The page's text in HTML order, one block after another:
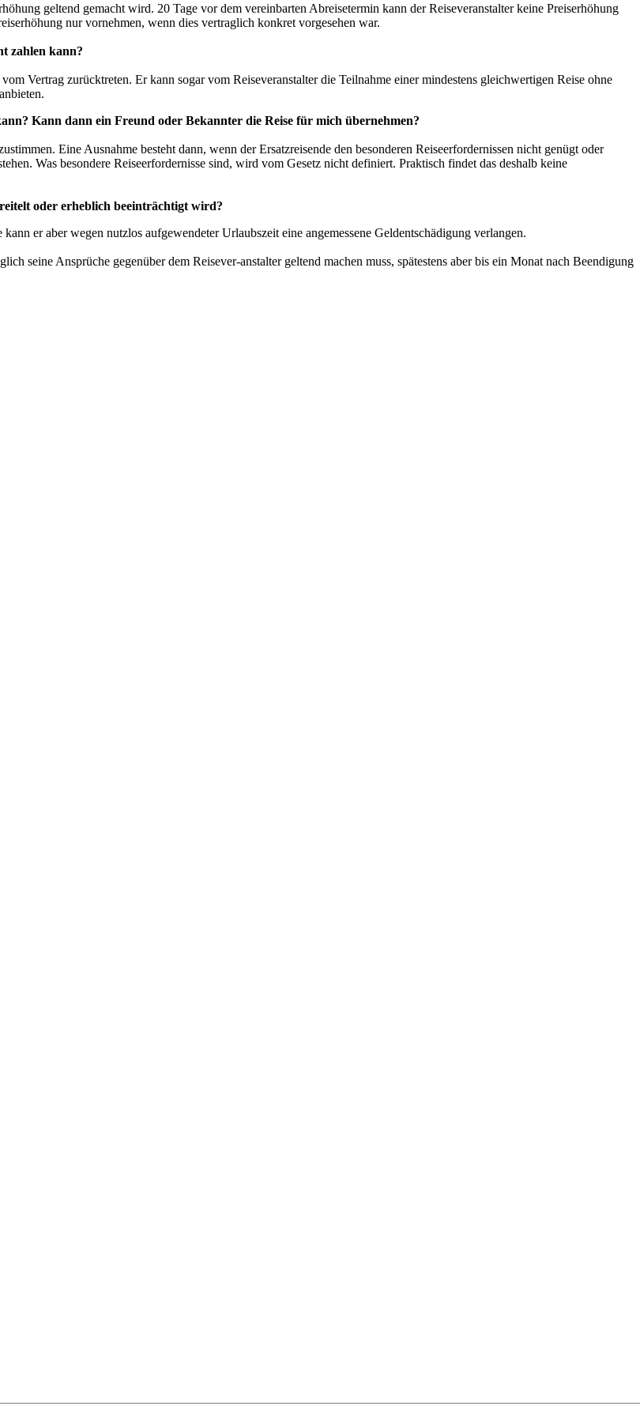
geltend gemacht wird. 20 Tage vor dem vereinbarten Abreisetermin kann der Reiseveranstalter keine Preiserhöhung
nur vornehmen, wenn dies vertraglich konkret vorgesehen war.
zahlen kann?
Vertrag zurücktreten. Er kann sogar vom Reiseveranstalter die Teilnahme einer mindestens gleichwertigen Reise ohne
Kann dann ein Freund oder Bekannter die Reise für mich übernehmen?
Eine Ausnahme besteht dann, wenn der Ersatzreisende den besonderen Reiseerfordernissen nicht genügt oder
Was besondere Reiseerfordernisse sind, wird vom Gesetz nicht definiert. Praktisch findet das deshalb keine
oder erheblich beeinträchtigt wird?
er aber wegen nutzlos aufgewendeter Urlaubszeit eine angemessene Geldentschädigung verlangen.
seine Ansprüche gegenüber dem Reisever-anstalter geltend machen muss, spätestens aber bis ein Monat nach Beendigung